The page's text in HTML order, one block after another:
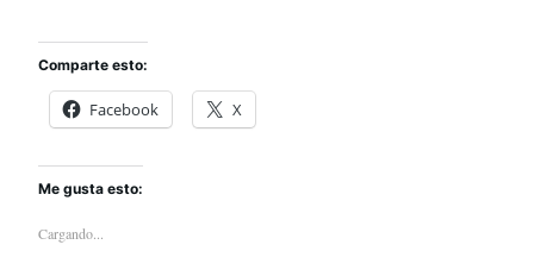
Comparte esto:
Facebook X
Me gusta esto:
Cargando...